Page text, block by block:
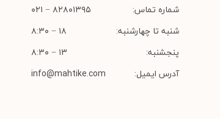
شماره تماس:
۸۲۸۰۱۳۹۵ − ۰۲۱
شنبه تا چهارشنبه:
۱۸ − ۸:۳۰
پنجشنبه:
۱۳ − ۸:۳۰
آدرس ایمیل:
info@mahtike.com